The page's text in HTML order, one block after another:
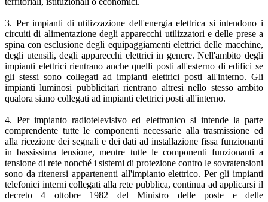
3. Per impianti di utilizzazione dell'energia elettrica si intendono i
circuiti di alimentazione degli apparecchi utilizzatori e delle prese a
spina con esclusione degli equipaggiamenti elettrici delle macchine,
degli utensili, degli apparecchi elettrici in genere. Nell'ambito degli
impianti elettrici rientrano anche quelli posti all'esterno di edifici se
gli stessi sono collegati ad impianti elettrici posti all'interno. Gli
impianti luminosi pubblicitari rientrano altresì nello stesso ambito
qualora siano collegati ad impianti elettrici posti all'interno.
4. Per impianto radiotelevisivo ed elettronico si intende la parte
comprendente tutte le componenti necessarie alla trasmissione ed
alla ricezione dei segnali e dei dati ad installazione fissa funzionanti
in bassissima tensione, mentre tutte le componenti funzionanti a
tensione di rete nonché i sistemi di protezione contro le sovratensioni
sono da ritenersi appartenenti all'impianto elettrico. Per gli impianti
telefonici interni collegati alla rete pubblica, continua ad applicarsi il
decreto 4 ottobre 1982 del Ministro delle poste e delle